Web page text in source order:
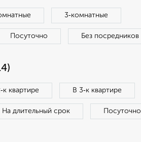
3‑комнатные
Посуточно Без посредников
квартире В 3‑к квартире
На длительный срок Посуточно